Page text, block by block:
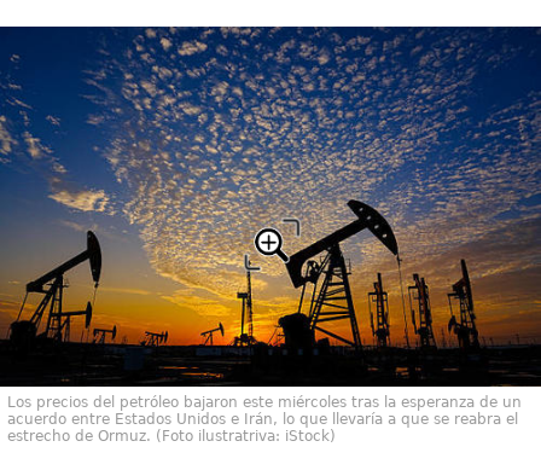
Los precios del petróleo bajaron este miércoles tras la esperanza de un
acuerdo entre Estados Unidos e Irán, lo que llevaría a que se reabra el
estrecho de Ormuz. (Foto ilustratriva: iStock)